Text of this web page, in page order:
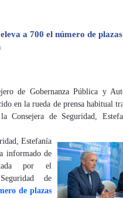
a 700 el número de
de Gobernanza Pública y
en la rueda de prensa habitual
Consejera de Seguridad,
Estefanía
informado de
por el
de
de plazas